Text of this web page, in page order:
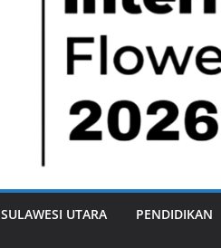
SULAWESI UTARA PENDIDIKAN